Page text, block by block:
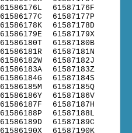
61586176L
61586177C
61586178K
61586179E
61586180T
61586181R
61586182W
61586183A
61586184G
61586185M
61586186Y
61586187F
61586188P
61586189D
61586190X
61587176F
61587177P
61587178D
61587179X
61587180B
61587181N
61587182J
61587183Z
61587184S
61587185Q
61587186V
61587187H
61587188L
61587189C
61587190K